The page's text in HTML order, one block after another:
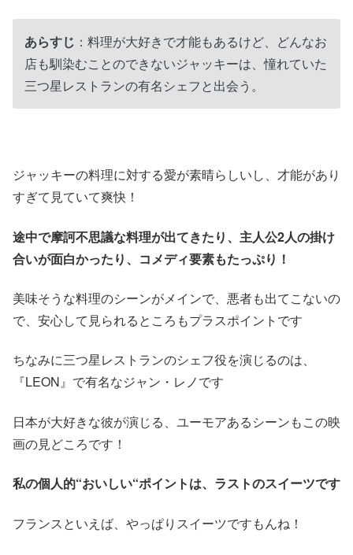
あらすじ ：料理が大好きで才能もあるけど、どんなお
店も馴染むことのできないジャッキーは、憧れていた
三つ星レストランの有名シェフと出会う。
ジャッキーの料理に対する愛が素晴らしいし、才能があり
すぎて見ていて爽快！
途中で摩訶不思議な料理が出てきたり、 主人公2人の掛け
合いが面白かったり、コメディ要素もたっぷり！
美味そうな料理のシーンがメインで、悪者も出てこないの
で、安心して見られるところもプラスポイントです
ちなみに三つ星レストランのシェフ役を演じるのは、
『LEON』で有名なジャン・レノです
日本が大好きな彼が演じる、ユーモアあるシーンもこの映
画の見どころです！
私の個人的“おいしい“ポイントは、ラストのスイーツです
フランスといえば、やっぱりスイーツですもんね！